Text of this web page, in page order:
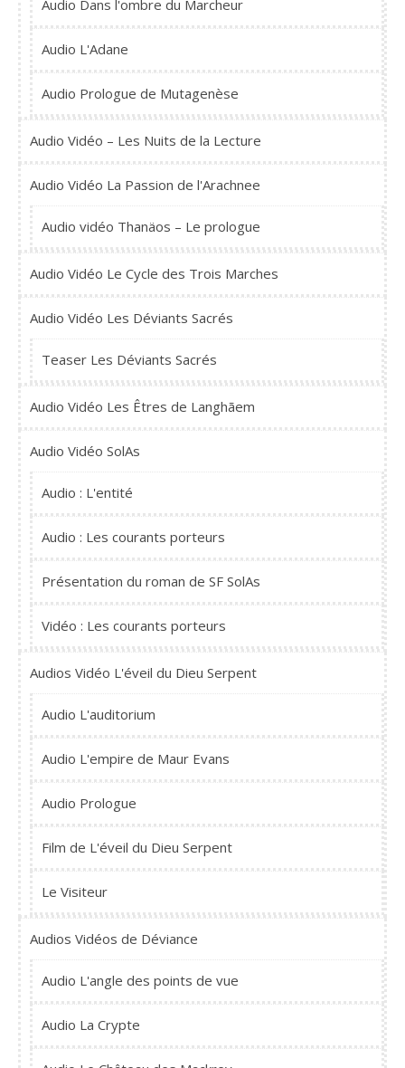
Audio Dans l'ombre du Marcheur
Audio L'Adane
Audio Prologue de Mutagenèse
Audio Vidéo – Les Nuits de la Lecture
Audio Vidéo La Passion de l'Arachnee
Audio vidéo Thanäos – Le prologue
Audio Vidéo Le Cycle des Trois Marches
Audio Vidéo Les Déviants Sacrés
Teaser Les Déviants Sacrés
Audio Vidéo Les Êtres de Langhãem
Audio Vidéo SolAs
Audio : L'entité
Audio : Les courants porteurs
Présentation du roman de SF SolAs
Vidéo : Les courants porteurs
Audios Vidéo L'éveil du Dieu Serpent
Audio L'auditorium
Audio L'empire de Maur Evans
Audio Prologue
Film de L'éveil du Dieu Serpent
Le Visiteur
Audios Vidéos de Déviance
Audio L'angle des points de vue
Audio La Crypte